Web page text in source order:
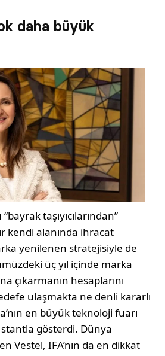
daha büyük
taşıyıcılarından”
kendi alanında ihracat
yenilenen stratejisiyle de
üç yıl içinde marka
çıkarmanın hesaplarını
ulaşmakta ne denli kararlı
en büyük teknoloji fuarı
stantla gösterdi. Dünya
Vestel, IFA’nın da en dikkat